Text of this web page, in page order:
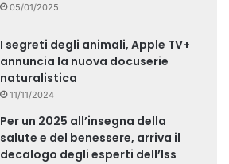
05/01/2025
I segreti degli animali, Apple TV+
annuncia la nuova docuserie
naturalistica
11/11/2024
Per un 2025 all’insegna della
salute e del benessere, arriva il
decalogo degli esperti dell’Iss